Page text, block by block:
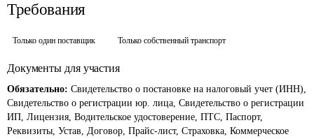
Требования
Только один поставщик Только собственный транспорт
Документы для участия
Обязательно: Свидетельство о постановке на налоговый учет (ИНН),
Свидетельство о регистрации юр. лица, Свидетельство о регистрации
ИП, Лицензия, Водительское удостоверение, ПТС, Паспорт,
Реквизиты, Устав, Договор, Прайс-лист, Страховка, Коммерческое